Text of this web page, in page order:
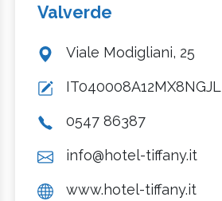
Valverde
Viale Modigliani, 25
IT040008A12MX8NGJL
0547 86387
info@hotel-tiffany.it
www.hotel-tiffany.it